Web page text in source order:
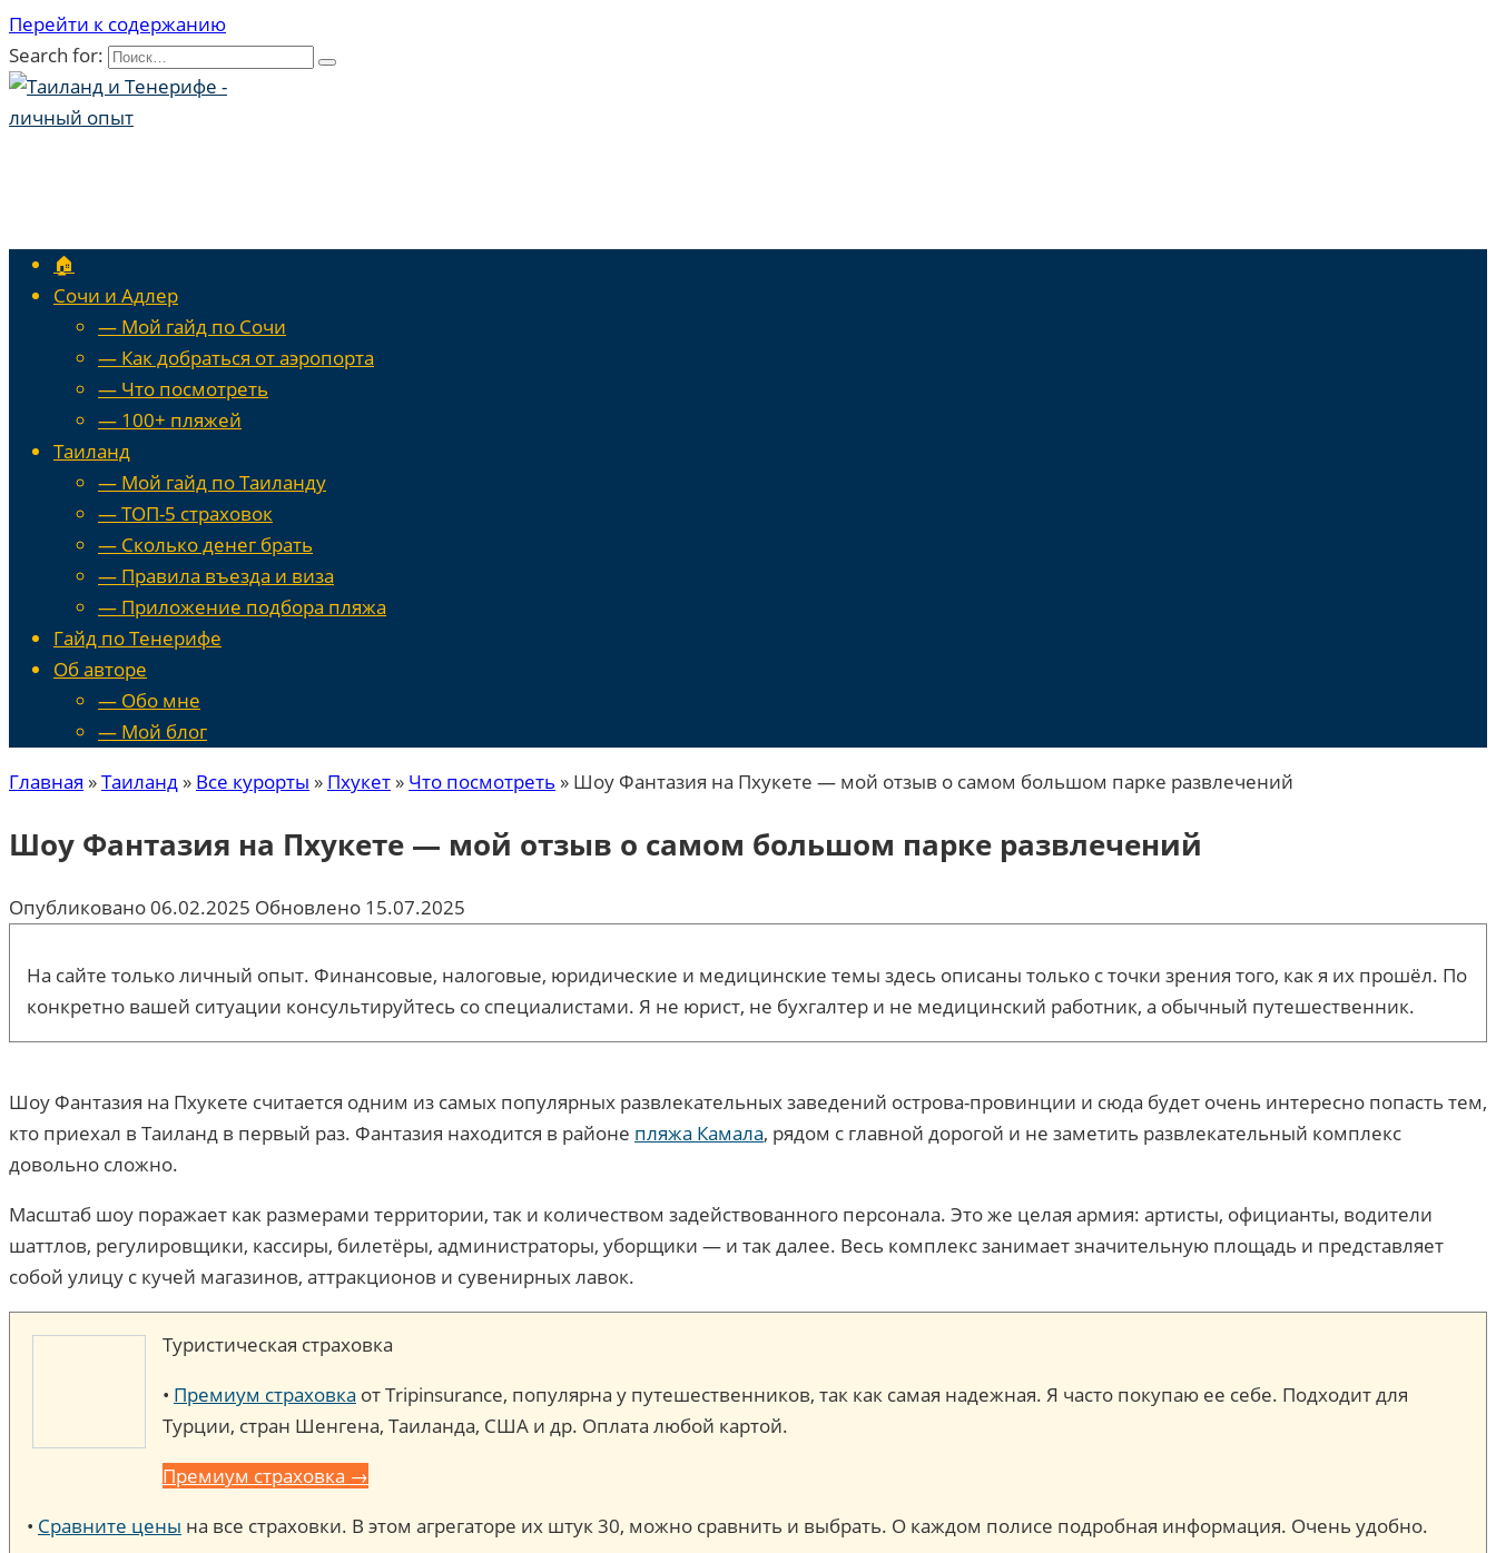
Перейти к содержанию
Search for:
🏠
Сочи и Адлер
— Мой гайд по Сочи
— Как добраться от аэропорта
— Что посмотреть
— 100+ пляжей
Таиланд
— Мой гайд по Таиланду
— ТОП-5 страховок
— Сколько денег брать
— Правила въезда и виза
— Приложение подбора пляжа
Гайд по Тенерифе
Об авторе
— Обо мне
— Мой блог
Главная »Таиланд » Все курорты » Пхукет » Что посмотреть » Шоу Фантазия на Пхукете — мой отзыв о самом большом парке развлечений
Шоу Фантазия на Пхукете — мой отзыв о самом большом парке развлечений
Опубликовано06.02.2025 Обновлено 15.07.2025
На сайте только личный опыт. Финансовые, налоговые, юридические и медицинские темы здесь описаны только с точки зрения того, как я их прошёл. По
конкретно вашей ситуации консультируйтесь со специалистами. Я не юрист, не бухгалтер и не медицинский работник, а обычный путешественник.
Шоу Фантазия на Пхукете считается одним из самых популярных развлекательных заведений острова-провинции и сюда будет очень интересно попасть тем,
кто приехал в Таиланд в первый раз. Фантазия находится в районе пляжа Камала, рядом с главной дорогой и не заметить развлекательный комплекс
довольно сложно.
Масштаб шоу поражает как размерами территории, так и количеством задействованного персонала. Это же целая армия: артисты, официанты, водители
шаттлов, регулировщики, кассиры, билетёры, администраторы, уборщики — и так далее. Весь комплекс занимает значительную площадь и представляет
собой улицу с кучей магазинов, аттракционов и сувенирных лавок.
Туристическая страховка
• Премиум страховка от Tripinsurance, популярна у путешественников, так как самая надежная. Я часто покупаю ее себе. Подходит для
Турции, стран Шенгена, Таиланда, США и др. Оплата любой картой.
Премиум страховка →
• Сравните цены на все страховки. В этом агрегаторе их штук 30, можно сравнить и выбрать. О каждом полисе подробная информация. Очень удобно.